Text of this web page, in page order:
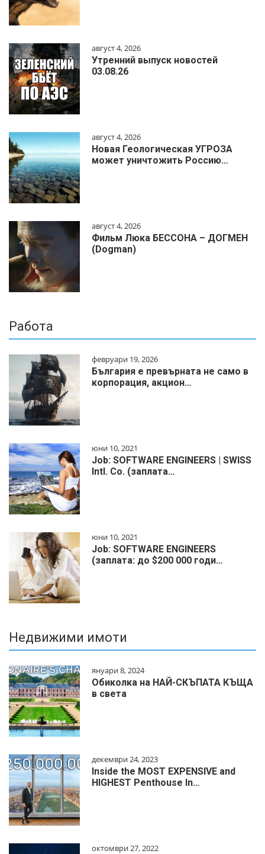
август 4, 2026
Утренний выпуск новостей
03.08.26
август 4, 2026
Новая Геологическая УГРОЗА
может уничтожить Россию…
август 4, 2026
Фильм Люка БЕССОНА – ДОГМЕН
(Dogman)
Работа
февруари 19, 2026
България е превърната не само в
корпорация, акцион…
юни 10, 2021
Job: SOFTWARE ENGINEERS | SWISS
Intl. Co. (заплата…
юни 10, 2021
Job: SOFTWARE ENGINEERS
(заплата: до $200 000 годи…
Недвижими имоти
януари 8, 2024
Обиколка на НАЙ-СКЪПАТА КЪЩА
в света
декември 24, 2023
Inside the MOST EXPENSIVE and
HIGHEST Penthouse In…
октомври 27, 2022